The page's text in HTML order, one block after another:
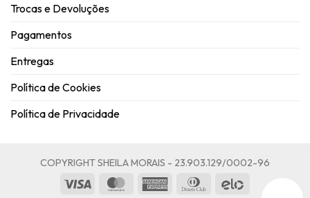
Trocas e Devoluções
Pagamentos
Entregas
Política de Cookies
Política de Privacidade
COPYRIGHT SHEILA MORAIS - 23.903.129/0002-96
Visa
MasterCardAmerican
Dinners